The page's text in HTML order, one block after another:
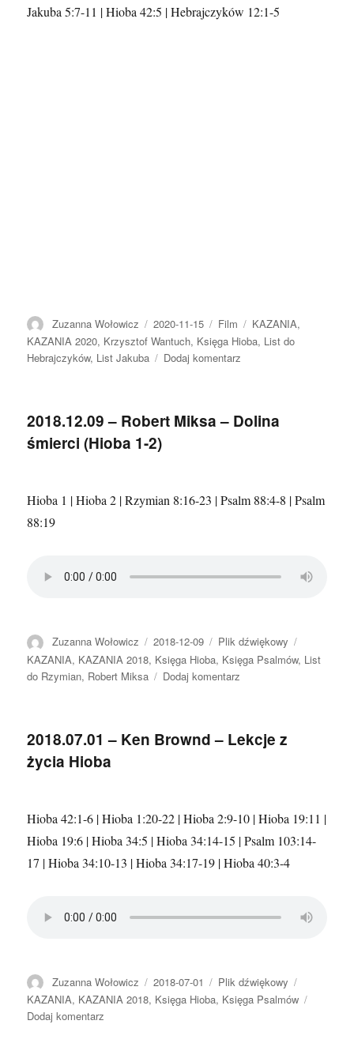
co
Jakuba 5:7-11 | Hioba 42:5 | Hebrajczyków 12:1-5
Autor
Zuzanna Wołowicz
Data
publikacji
2020-11-15 Format
Film Kategorie
KAZANIA,
KAZANIA 2020, Krzysztof Wantuch, Księga Hioba, List do
Hebrajczyków, List Jakuba Dodaj komentarz
Wantuch
2018.12.09 – Robert Miksa – Dolina
śmierci (Hioba 1-2)
Hioba 1 | Hioba 2 | Rzymian 8:16-23 | Psalm 88:4-8 | Psalm
88:19
Autor
Zuzanna Wołowicz
Data
publikacji
2018-12-09 Format
Plik dźwiękowy
KAZANIA, KAZANIA 2018, Księga Hioba, Księga Psalmów, List
do Rzymian, Robert Miksa Dodaj komentarz
Miksa
1-
2)
2018.07.01 – Ken Brownd – Lekcje z
życia Hioba
Hioba 42:1-6 | Hioba 1:20-22 | Hioba 2:9-10 | Hioba 19:11 |
Hioba 19:6 | Hioba 34:5 | Hioba 34:14-15 | Psalm 103:14-
17 | Hioba 34:10-13 | Hioba 34:17-19 | Hioba 40:3-4
Autor
Zuzanna Wołowicz
Data
publikacji
2018-07-01 Format
Plik dźwiękowy
KAZANIA, KAZANIA 2018, Księga Hioba, Księga Psalmów
Dodaj komentarz